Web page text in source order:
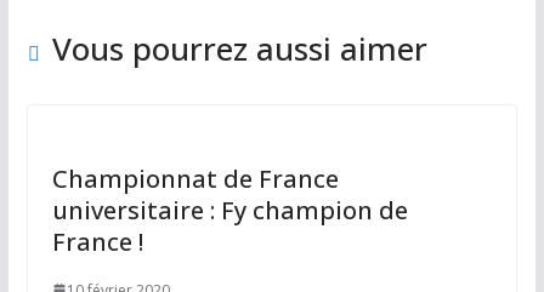
k
Vous pourrez aussi aimer
Championnat de France
universitaire : Fy champion de
France !